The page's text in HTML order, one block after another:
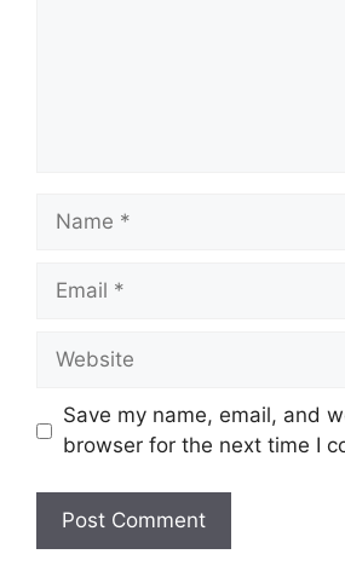
Name
Email
Website
Save my name, email, and
browser for the next time I